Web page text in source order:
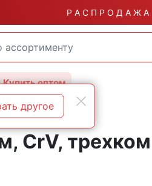
Р А С П Р О Д А Ж А
Купить оптом
CrV,
другое